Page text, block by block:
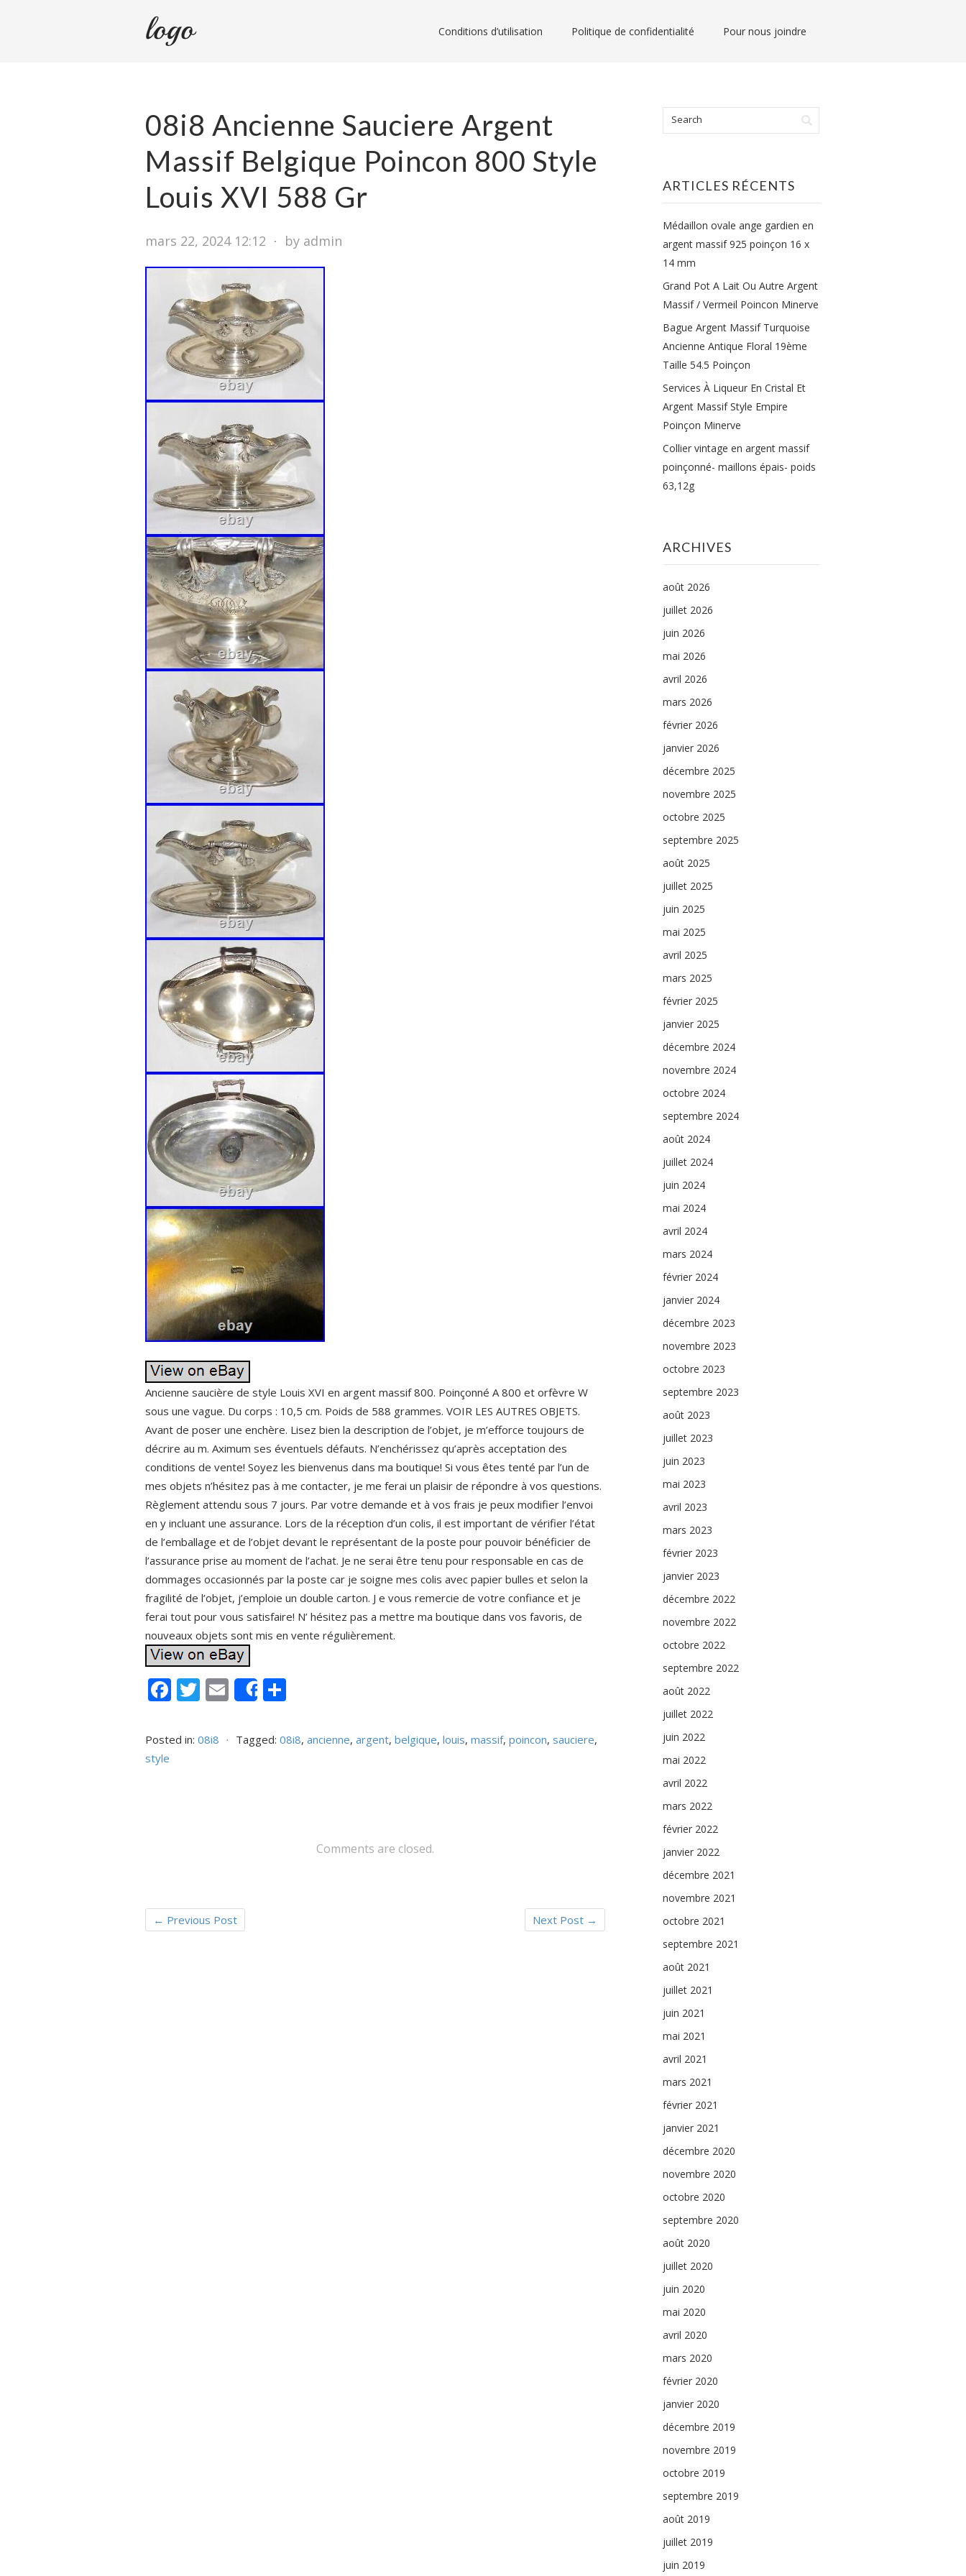
Conditions d’utilisation Politique de confidentialité Pour nous joindre
08i8 Ancienne Sauciere Argent
Massif Belgique Poincon 800 Style
Louis XVI 588 Gr
mars 22, 2024 12:12 ⋅ by admin
Ancienne saucière de style Louis XVI en argent massif 800. Poinçonné A 800 et orfèvre W
sous une vague. Du corps : 10,5 cm. Poids de 588 grammes. VOIR LES AUTRES OBJETS.
Avant de poser une enchère. Lisez bien la description de l’objet, je m’efforce toujours de
décrire au m. Aximum ses éventuels défauts. N’enchérissez qu’après acceptation des
conditions de vente! Soyez les bienvenus dans ma boutique! Si vous êtes tenté par l’un de
mes objets n’hésitez pas à me contacter, je me ferai un plaisir de répondre à vos questions.
Règlement attendu sous 7 jours. Par votre demande et à vos frais je peux modifier l’envoi
en y incluant une assurance. Lors de la réception d’un colis, il est important de vérifier l’état
de l’emballage et de l’objet devant le représentant de la poste pour pouvoir bénéficier de
l’assurance prise au moment de l’achat. Je ne serai être tenu pour responsable en cas de
dommages occasionnés par la poste car je soigne mes colis avec papier bulles et selon la
fragilité de l’objet, j’emploie un double carton. J e vous remercie de votre confiance et je
ferai tout pour vous satisfaire! N’ hésitez pas a mettre ma boutique dans vos favoris, de
nouveaux objets sont mis en vente régulièrement.
F
e
T
itt
E
ai
Share
ta
Posted in: 08i8 ⋅ Tagged: 08i8, ancienne, argent, belgique, louis, massif, poincon, sauciere,
style
Comments are closed.
← Previous Post Next Post →
ARTICLES RÉCENTS
Médaillon ovale ange gardien en
argent massif 925 poinçon 16 x
14 mm
Grand Pot A Lait Ou Autre Argent
Massif / Vermeil Poincon Minerve
Bague Argent Massif Turquoise
Ancienne Antique Floral 19ème
Taille 54.5 Poinçon
Services À Liqueur En Cristal Et
Argent Massif Style Empire
Poinçon Minerve
Collier vintage en argent massif
poinçonné- maillons épais- poids
63,12g
ARCHIVES
août 2026
juillet 2026
juin 2026
mai 2026
avril 2026
mars 2026
février 2026
janvier 2026
décembre 2025
novembre 2025
octobre 2025
septembre 2025
août 2025
juillet 2025
juin 2025
mai 2025
avril 2025
mars 2025
février 2025
janvier 2025
décembre 2024
novembre 2024
octobre 2024
septembre 2024
août 2024
juillet 2024
juin 2024
mai 2024
avril 2024
mars 2024
février 2024
janvier 2024
décembre 2023
novembre 2023
octobre 2023
septembre 2023
août 2023
juillet 2023
juin 2023
mai 2023
avril 2023
mars 2023
février 2023
janvier 2023
décembre 2022
novembre 2022
octobre 2022
septembre 2022
août 2022
juillet 2022
juin 2022
mai 2022
avril 2022
mars 2022
février 2022
janvier 2022
décembre 2021
novembre 2021
octobre 2021
septembre 2021
août 2021
juillet 2021
juin 2021
mai 2021
avril 2021
mars 2021
février 2021
janvier 2021
décembre 2020
novembre 2020
octobre 2020
septembre 2020
août 2020
juillet 2020
juin 2020
mai 2020
avril 2020
mars 2020
février 2020
janvier 2020
décembre 2019
novembre 2019
octobre 2019
septembre 2019
août 2019
juillet 2019
juin 2019